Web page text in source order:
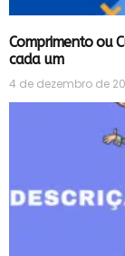
Comprimento ou
cada um
4 de dezembro de